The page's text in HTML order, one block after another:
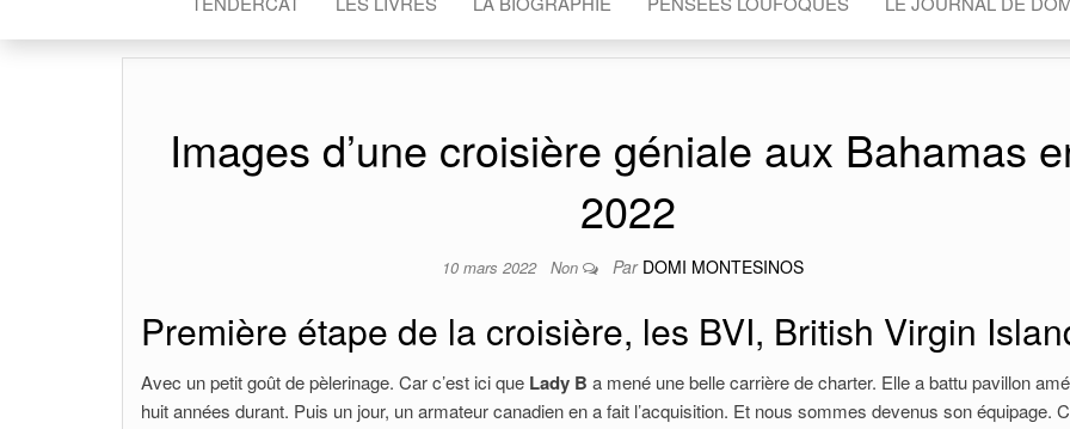
Images d’une croisière géniale aux Bahamas
2022
10 mars 2022 Non Par DOMI MONTESINOS
Première étape de la croisière, les BVI, British Virgin
Avec un petit goût de pèlerinage. Car c’est ici que Lady B a mené une belle carrière de charter. Elle a battu pavillon
huit années durant. Puis un jour, un armateur canadien en a fait l’acquisition. Et nous sommes devenus son équipage.